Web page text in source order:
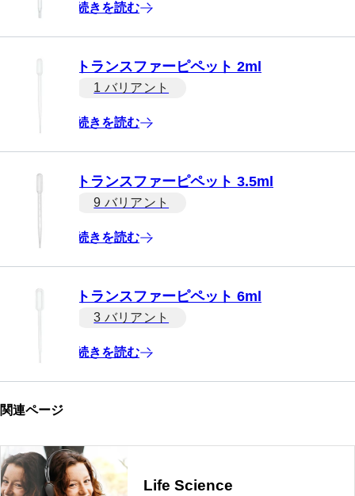
続きを読む
トランスファーピペット 2ml
1 バリアント
続きを読む
トランスファーピペット 3.5ml
9 バリアント
続きを読む
トランスファーピペット 6ml
3 バリアント
続きを読む
関連ページ
Life Science